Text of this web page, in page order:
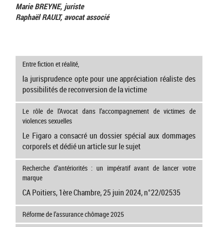
Marie BREYNE, juriste
Raphaël RAULT, avocat associé
Entre fiction et réalité,
la jurisprudence opte pour une appréciation réaliste des
possibilités de reconversion de la victime
Le rôle de l’Avocat dans l’accompagnement de victimes de
violences sexuelles
Le Figaro a consacré un dossier spécial aux dommages
corporels et dédié un article sur le sujet
Recherche d’antériorités : un impératif avant de lancer votre
marque
CA Poitiers, 1ère Chambre, 25 juin 2024, n°22/02535
Réforme de l’assurance chômage 2025